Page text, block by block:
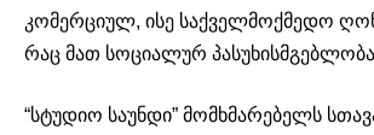
კომერციულ, ისე საქველმოქმედო
რაც მათ სოციალურ
“სტუდიო საუნდი” მომხმარებელს